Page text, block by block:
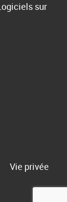
sur
Vie privée